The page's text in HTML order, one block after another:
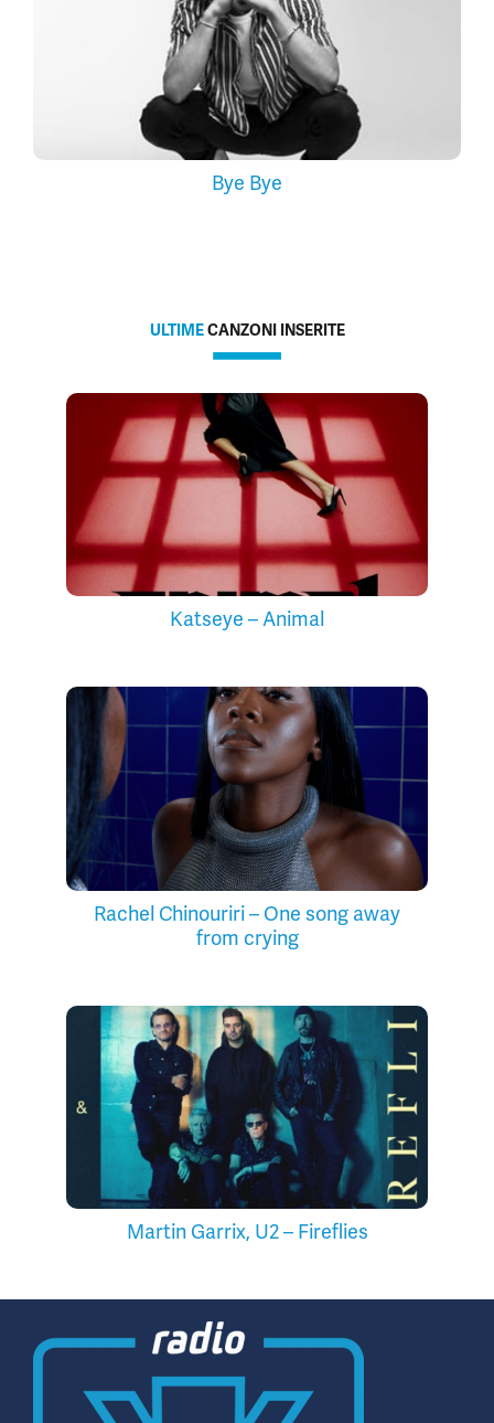
Bye Bye
ULTIMECANZONI INSERITE
Katseye – Animal
Rachel Chinouriri – One song away
from crying
Martin Garrix, U2 – Fireflies